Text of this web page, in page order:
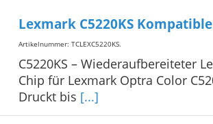
Lexmark C5220KS
Artikelnummer: TCLEXC5220KS.
C5220KS – Wiederaufbereiteter
Chip für Lexmark Optra Color
Druckt bis [...]